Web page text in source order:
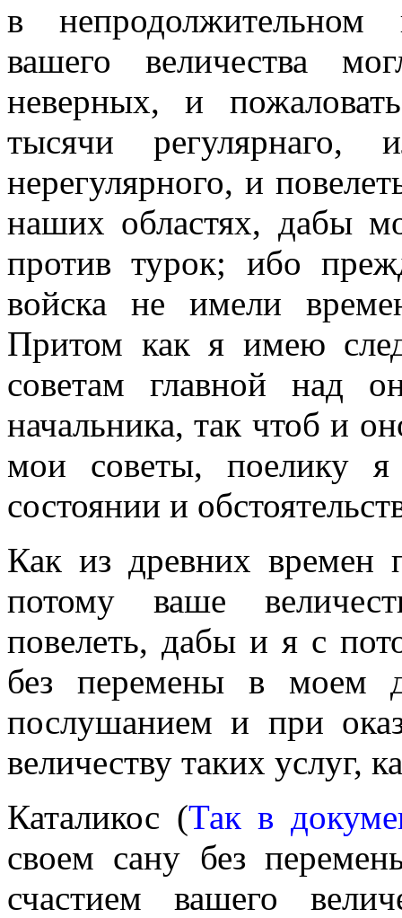
в непродолжительном
вашего величества
неверных, и
тысячи
нерегулярного, и
наших областях, дабы
против турок; ибо
войска не имели
Притом как я имею
советам главной над
начальника, так чтоб и
мои советы, поелику
состоянии и
Как из древних
потому ваше
повелеть, дабы и я с
без перемены в моем
послушанием и при
величеству таких услуг,
Каталикос (Так в
своем сану без
счастием вашего